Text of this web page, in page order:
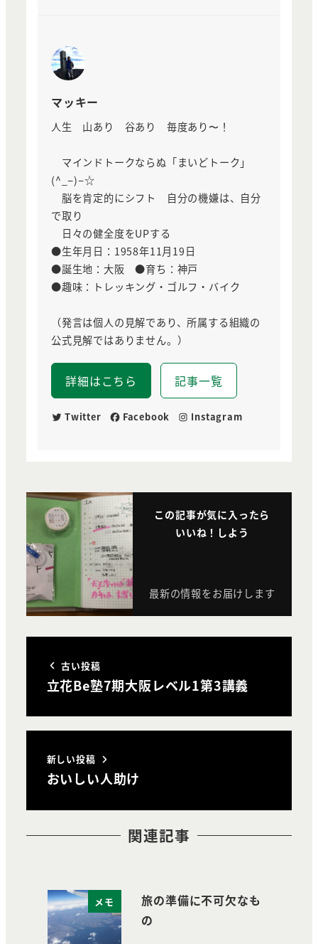
マッキー
人生 山あり 谷あり 毎度あり〜！
マインドトークならぬ「まいどトーク」
(^_−)−☆
脳を肯定的にシフト 自分の機嫌は、自分
で取り
日々の健全度をUPする
●生年月日：1958年11月19日
●誕生地：大阪 ●育ち：神戸
●趣味：トレッキング・ゴルフ・バイク
（発言は個人の見解であり、所属する組織の
公式見解ではありません。）
詳細はこちら 記事一覧
Twitter Facebook Instagram
この記事が気に入ったら
いいね！しよう
最新の情報をお届けします
古い投稿
立花Be塾7期大阪レベル1第3講義
新しい投稿
おいしい人助け
関連記事
メモ
旅の準備に不可欠なも
の